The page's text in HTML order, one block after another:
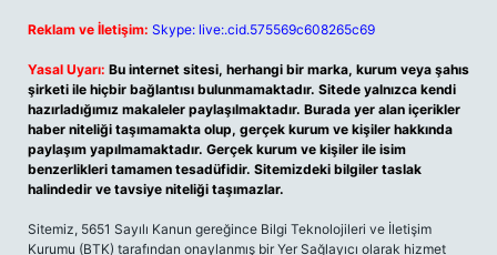
Reklam ve İletişim: Skype: live:.cid.575569c608265c69
Yasal Uyarı: Bu internet sitesi, herhangi bir marka, kurum veya şahıs
şirketi ile hiçbir bağlantısı bulunmamaktadır. Sitede yalnızca kendi
hazırladığımız makaleler paylaşılmaktadır. Burada yer alan içerikler
haber niteliği taşımamakta olup, gerçek kurum ve kişiler hakkında
paylaşım yapılmamaktadır. Gerçek kurum ve kişiler ile isim
benzerlikleri tamamen tesadüfidir. Sitemizdeki bilgiler taslak
halindedir ve tavsiye niteliği taşımazlar.
Sitemiz, 5651 Sayılı Kanun gereğince Bilgi Teknolojileri ve İletişim
Kurumu (BTK) tarafından onaylanmış bir Yer Sağlayıcı olarak hizmet